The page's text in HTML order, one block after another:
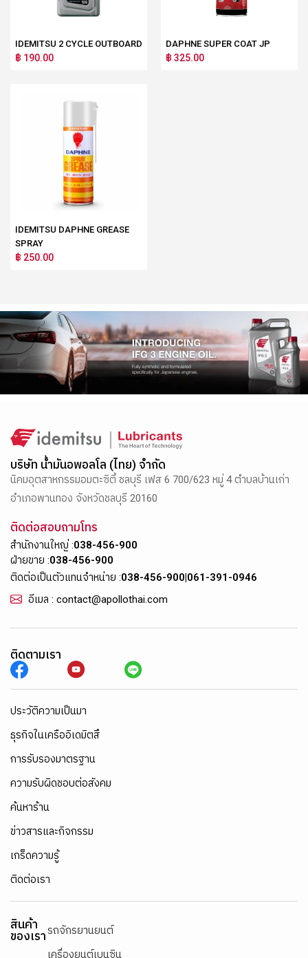
IDEMITSU 2 CYCLE OUTBOARD
฿ 190.00
DAPHNE SUPER COAT JP
฿ 325.00
IDEMITSU DAPHNE GREASE
SPRAY
฿ 250.00
บริษัท น้ำมันอพอลโล (ไทย) จำกัด
นิคมอุตสาหกรรมอมตะซิตี้ ชลบุรี เฟส 6 700/623 หมู่ 4 ตำบลบ้านเก่า
อำเภอพานทอง จังหวัดชลบุรี 20160
ติดต่อสอบถามโทร
สำนักงานใหญ่ :038-456-900
ฝ่ายขาย :038-456-900
ติดต่อเป็นตัวแทนจำหน่าย :038-456-900|061-391-0946
อีเมล : contact@apollothai.com
ติดตามเรา
ประวัติความเป็นมา
ธุรกิจในเครืออิเดมิตสึ
การรับรองมาตรฐาน
ความรับผิดชอบต่อสังคม
ค้นหาร้าน
ข่าวสารและกิจกรรม
เกร็ดความรู้
ติดต่อเรา
สินค้า
ของเรารถจักรยานยนต์
เครื่องยนต์เบนซิน